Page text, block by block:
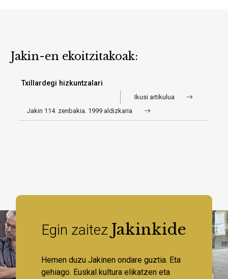
Jakin-en ekoitzitakoak:
Txillardegi hizkuntzalari
Ikusi artikulua
Jakin 114. zenbakia. 1999 aldizkaria
Egin zaitez Jakinkide
Hemen duzu Jakinen ondare guztia. Eta
gehiago. Euskal kultura elikatzen eta